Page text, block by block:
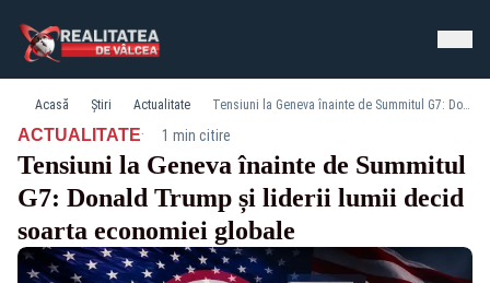
Acasă Știri Actualitate Tensiuni la Geneva înainte de Summitul G7: Donald Trump și liderii lumii decid soarta economiei globale
ACTUALITATE· 1 min citire
Tensiuni la Geneva înainte de Summitul
G7: Donald Trump și liderii lumii decid
soarta economiei globale